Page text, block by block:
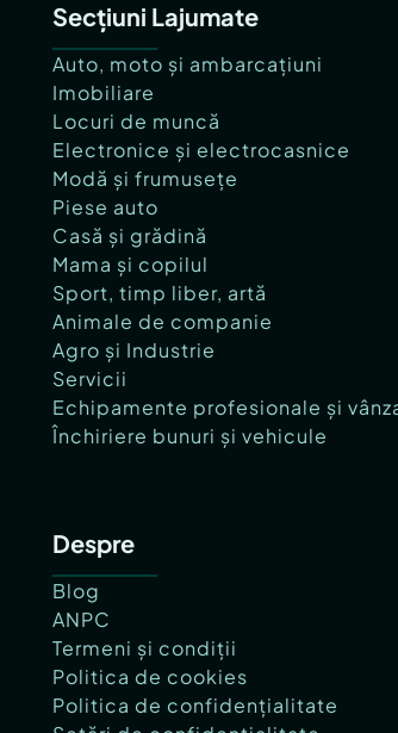
Secțiuni Lajumate
Auto, moto și ambarcațiuni
Imobiliare
Locuri de muncă
Electronice și electrocasnice
Modă și frumusețe
Piese auto
Casă și grădină
Mama și copilul
Sport, timp liber, artă
Animale de companie
Agro și Industrie
Servicii
Echipamente profesionale și
Închiriere bunuri și vehicule
Despre
Blog
ANPC
Termeni și condiții
Politica de cookies
Politica de confidențialitate